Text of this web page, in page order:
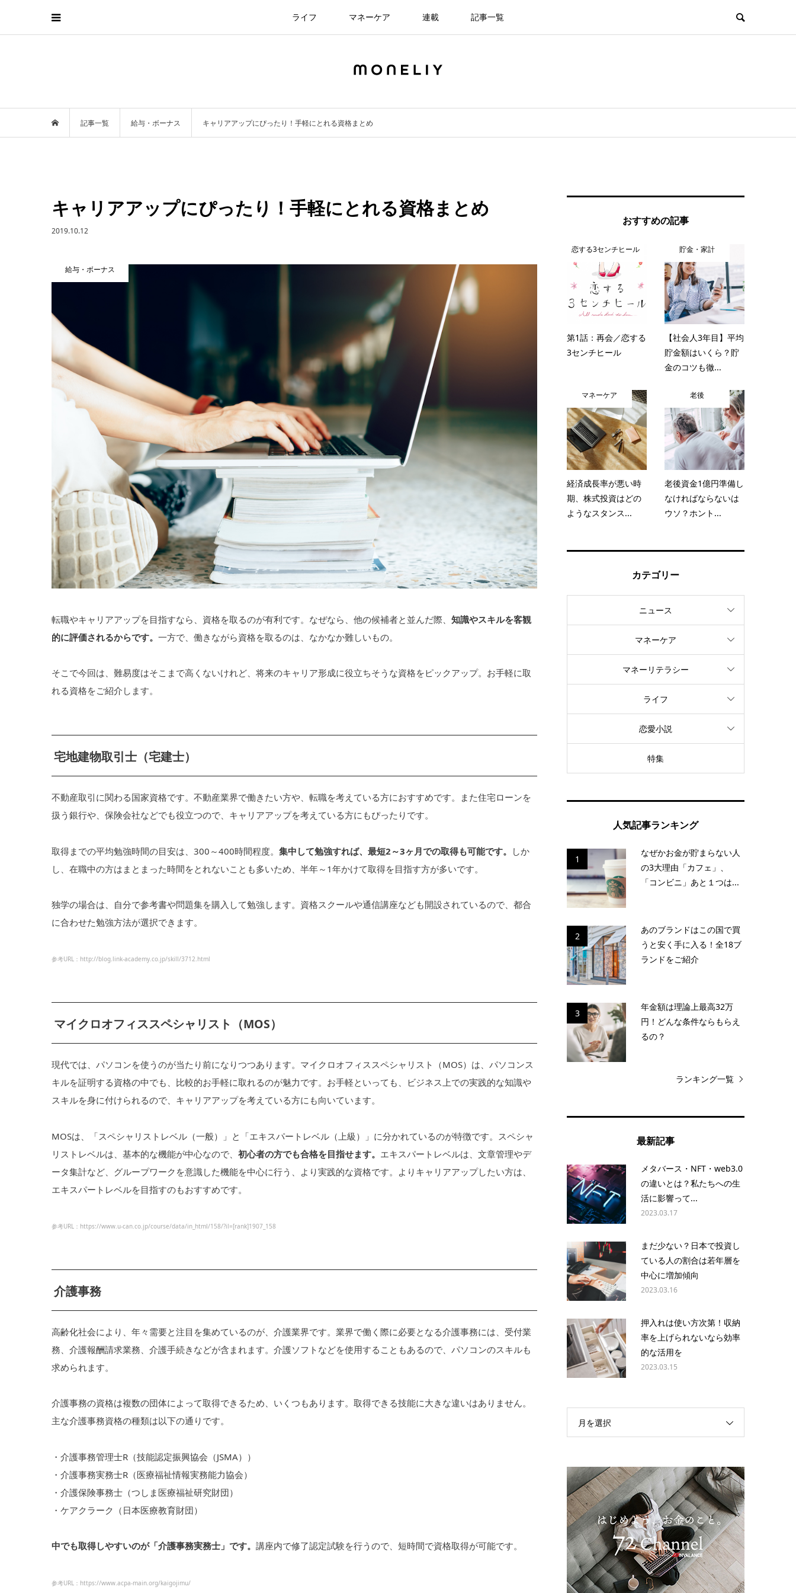
ライフ マネーケア 連載 記事一覧
記事一覧 給与・ボーナス キャリアアップにぴったり！手軽にとれる資格まとめ
キャリアアップにぴったり！手軽にとれる資格まとめ
2019.10.12
給与・ボーナス
転職やキャリアアップを目指すなら、資格を取るのが有利です。なぜなら、他の候補者と並んだ際、 知識やスキルを客観
的に評価されるからです。 一方で、働きながら資格を取るのは、なかなか難しいもの。
そこで今回は、難易度はそこまで高くないけれど、将来のキャリア形成に役立ちそうな資格をピックアップ。お手軽に取
れる資格をご紹介します。
宅地建物取引士（宅建士）
不動産取引に関わる国家資格です。不動産業界で働きたい方や、転職を考えている方におすすめです。また住宅ローンを
扱う銀行や、保険会社などでも役立つので、キャリアアップを考えている方にもぴったりです。
取得までの平均勉強時間の目安は、300～400時間程度。 集中して勉強すれば、最短2～3ヶ月での取得も可能です。
しか
し、在職中の方はまとまった時間をとれないことも多いため、半年～1年かけて取得を目指す方が多いです。
独学の場合は、自分で参考書や問題集を購入して勉強します。資格スクールや通信講座なども開設されているので、都合
に合わせた勉強方法が選択できます。
参考URL：http://blog.link-academy.co.jp/skill/3712.html
マイクロオフィススペシャリスト（MOS）
現代では、パソコンを使うのが当たり前になりつつあります。マイクロオフィススペシャリスト（MOS）は、パソコンス
キルを証明する資格の中でも、比較的お手軽に取れるのが魅力です。お手軽といっても、ビジネス上での実践的な知識や
スキルを身に付けられるので、キャリアアップを考えている方にも向いています。
MOSは、「スペシャリストレベル（一般）」と「エキスパートレベル（上級）」に分かれているのが特徴です。スペシャ
リストレベルは、基本的な機能が中心なので、 初心者の方でも合格を目指せます。 エキスパートレベルは、文章管理やデ
ータ集計など、グループワークを意識した機能を中心に行う、より実践的な資格です。よりキャリアアップしたい方は、
エキスパートレベルを目指すのもおすすめです。
参考URL：https://www.u-can.co.jp/course/data/in_html/158/?il=[rank]1907_158
介護事務
高齢化社会により、年々需要と注目を集めているのが、介護業界です。業界で働く際に必要となる介護事務には、受付業
務、介護報酬請求業務、介護手続きなどが含まれます。介護ソフトなどを使用することもあるので、パソコンのスキルも
求められます。
介護事務の資格は複数の団体によって取得できるため、いくつもあります。取得できる技能に大きな違いはありません。
主な介護事務資格の種類は以下の通りです。
・介護事務管理士R（技能認定振興協会（JSMA））
・介護事務実務士R（医療福祉情報実務能力協会）
・介護保険事務士（つしま医療福祉研究財団）
・ケアクラーク（日本医療教育財団）
中でも取得しやすいのが「介護事務実務士」です。 講座内で修了認定試験を行うので、短時間で資格取得が可能です。
参考URL：https://www.acpa-main.org/kaigojimu/
おすすめの記事
恋する3センチヒール
第1話：再会／恋する
3センチヒール
貯金・家計
【社会人3年目】平均
貯金額はいくら？貯
金のコツも徹...
マネーケア
経済成長率が悪い時
期、株式投資はどの
ようなスタンス...
老後
老後資金1億円準備し
なければならないは
ウソ？ホント...
カテゴリー
ニュース
マネーケア
マネーリテラシー
ライフ
恋愛小説
特集
人気記事ランキング
1
なぜかお金が貯まらない人
の3大理由「カフェ」、
「コンビニ」あと１つは...
2
あのブランドはこの国で買
うと安く手に入る！全18ブ
ランドをご紹介
3
年金額は理論上最高32万
円！どんな条件ならもらえ
るの？
ランキング一覧
最新記事
メタバース・NFT・web3.0
の違いとは？私たちへの生
活に影響って...
2023.03.17
まだ少ない？日本で投資し
ている人の割合は若年層を
中心に増加傾向
2023.03.16
押入れは使い方次第！収納
率を上げられないなら効率
的な活用を
2023.03.15
月を選択